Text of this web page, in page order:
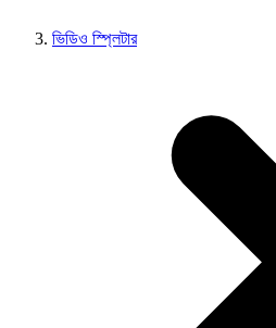
ভিডিও স্প্লিটার